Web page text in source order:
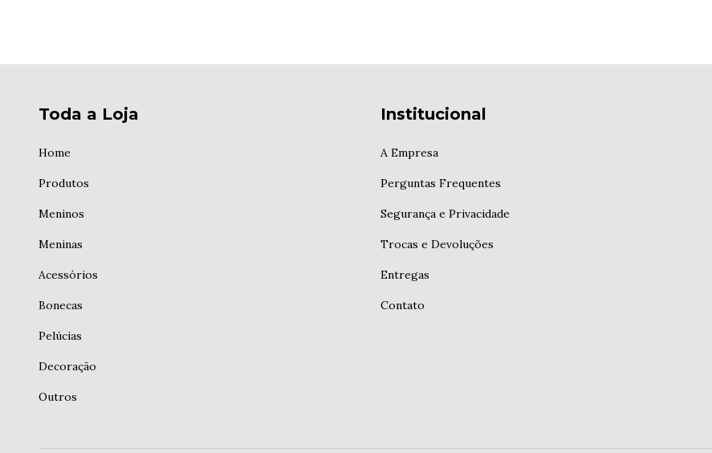
Toda a Loja
Home
Produtos
Meninos
Meninas
Acessórios
Bonecas
Pelúcias
Decoração
Outros
Institucional
A Empresa
Perguntas Frequentes
Segurança e Privacidade
Trocas e Devoluções
Entregas
Contato